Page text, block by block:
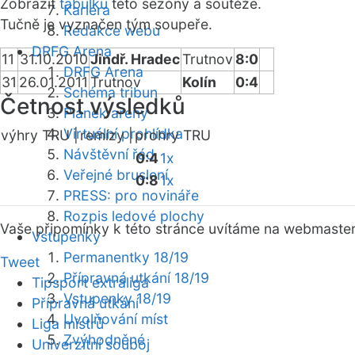
Kariéra
Redakce webu
DRFG Arena
DRFG Arena
Schéma tribun
Plánek areny
Virtuální prohlídka
Návštěvní řád
Veřejné bruslení
PRESS: pro novináře
Rozpis ledové plochy
Vstupenky
Permanentky 18/19
Přípravná utkání 18/19
Vstupenky 18/19
Uvolňování míst
Zvýhodněné
Zobrazit tabulku této sezóny a soutěže.
Tučně je vyznačen tým soupeře.
11 31.10.2010Jindř. HradecTrutnov 8:0
31 26.01.2011 Trutnov Kolín 0:4
Četnost výsledků
výhry TRU |remízy |prohry TRU
0:41x
0:81x
Vaše připomínky k této stránce uvítáme na webmaster
Tweet
Tipsport extraliga
Přípravná utkání
Liga mistrů
Univerzitní souboj